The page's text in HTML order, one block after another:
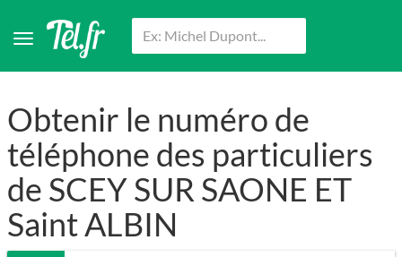
Obtenir le numéro de
téléphone des particuliers
de SCEY SUR SAONE ET
Saint ALBIN